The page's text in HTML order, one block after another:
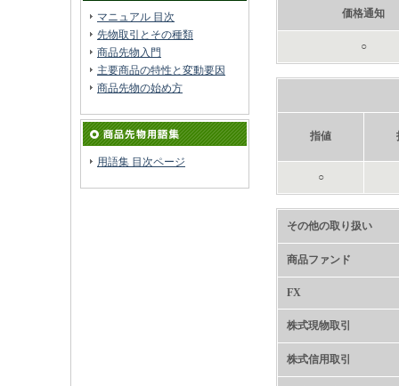
マニュアル 目次
先物取引とその種類
商品先物入門
主要商品の特性と変動要因
商品先物の始め方
用語集 目次ページ
価格通知
○
指値
○
その他の取り扱い
商品ファンド
FX
株式現物取引
株式信用取引